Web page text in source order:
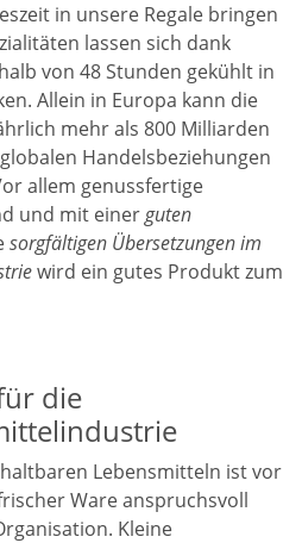
in unsere Regale bringen
lassen sich dank
von 48 Stunden gekühlt in
Allein in Europa kann die
mehr als 800 Milliarden
Handelsbeziehungen
allem genussfertige
und mit einerguten
sorgfältigen Übersetzungen im
wird ein gutes Produkt zum
die
Lebensmitteln ist vor
Ware anspruchsvoll
Kleine